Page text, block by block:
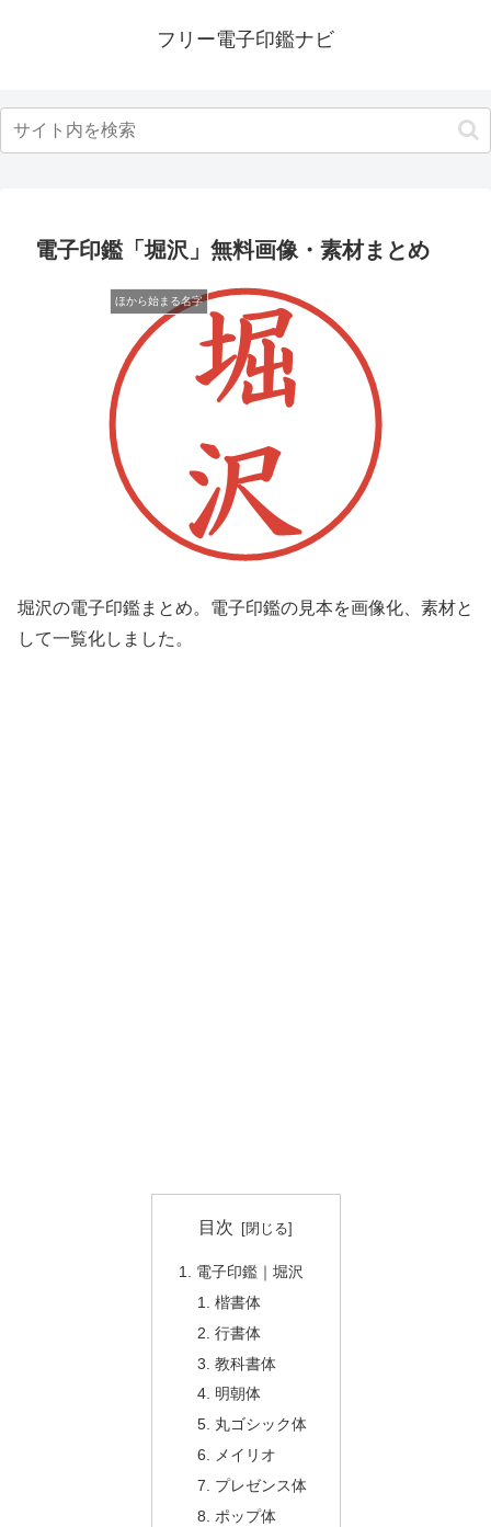
フリー電子印鑑ナビ
電子印鑑「堀沢」無料画像・素材まとめ
ほから始まる名字
堀沢の電子印鑑まとめ。電子印鑑の見本を画像化、素材と
して一覧化しました。
目次
電子印鑑｜堀沢
楷書体
行書体
教科書体
明朝体
丸ゴシック体
メイリオ
プレゼンス体
ポップ体